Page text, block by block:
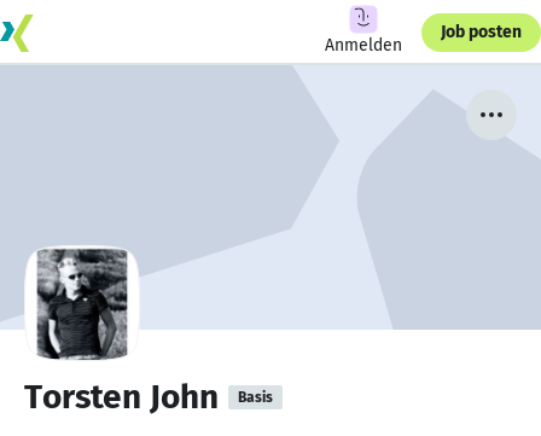
Anmelden
Job posten
Torsten John Basis